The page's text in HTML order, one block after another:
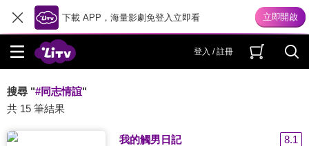
下載 APP，海量影劇免登入立即看
登入 / 註冊
搜尋 "#同志情誼"
共 15 筆結果
我的觸男日記
8.1